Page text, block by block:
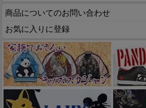
商品についてのお問い合わせ
お気に入りに登録